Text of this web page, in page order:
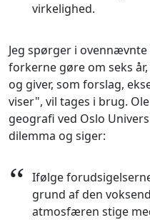
virkelighed.
Jeg spørger i
forkerne gøre om seks
og giver, som forslag,
viser", vil tages i brug.
geografi ved Oslo
dilemma og siger:
“ Ifølge
grund af den
atmosfæren stige